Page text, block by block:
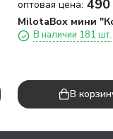
оптовая цена: 490
MilotaBox мини
В наличии 181 шт.
В